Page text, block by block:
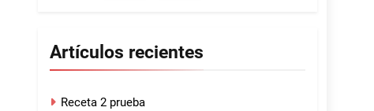
Artículos recientes
Receta 2 prueba